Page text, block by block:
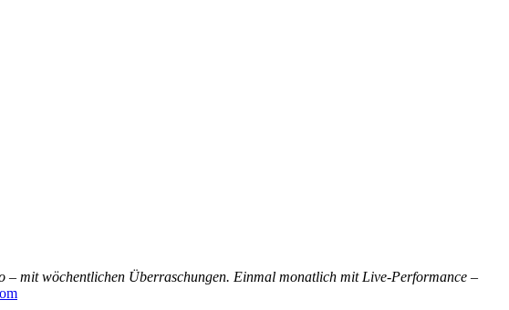
– mit wöchentlichen Überraschungen. Einmal monatlich mit Live-Performance –